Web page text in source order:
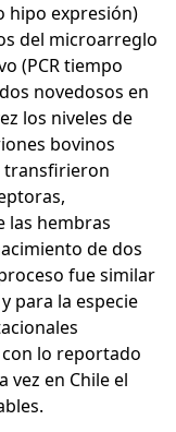
hipo expresión)
del microarreglo
(PCR tiempo
novedosos en
los niveles de
bovinos
transfirieron
las hembras
de dos
fue similar
para la especie
lo reportado
vez en Chile el